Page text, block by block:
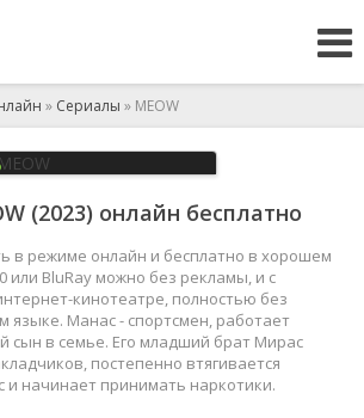
» Сериалы » MEOW
(2023) онлайн бесплатно
в режиме онлайн и бесплатно в хорошем
или BluRay можно без рекламы, и с
кинотеатре, полностью без
языке. Манас - спортсмен, работает
сын в семье. Его младший брат Мирас
постепенно втягивается
и начинает принимать наркотики.